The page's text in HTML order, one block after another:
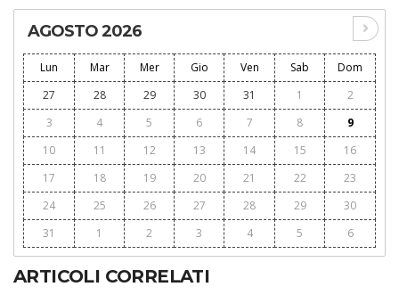
AGOSTO 2026
Lun Mar Mer Gio Ven Sab
Dom
27
28 29 30 31 1
2
3
4 5 6 7 8
9
10
11 12 13 14 15
16
17
18 19 20 21 22
23
24
25 26 27 28 29
30
31
1 2 3 4 5 6
ARTICOLI CORRELATI